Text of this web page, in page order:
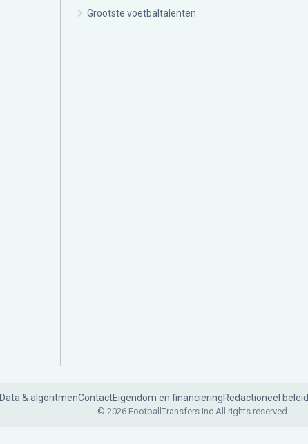
Grootste voetbaltalenten
Data & algoritmenContactEigendom en financieringRedactioneel beleid
© 2026 FootballTransfers Inc.All rights reserved.